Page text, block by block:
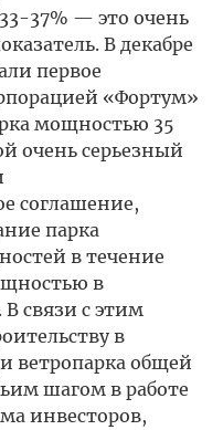
37% — это очень
В декабре
первое
«Фортум»
мощностью 35
очень серьезный
соглашение,
парка
в течение
в
В связи с этим
в
ветропарка общей
шагом в работе
инвесторов,